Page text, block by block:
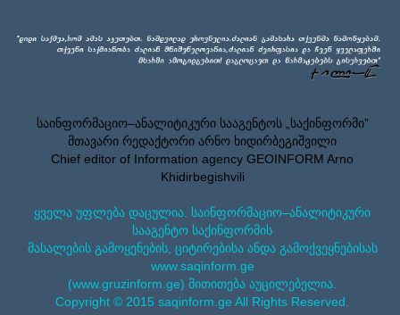
საინფორმაციო–ანალიტიკური სააგენტოს „საქინფორმი”
მთავარი რედაქტორი არნო ხიდირბეგიშვილი
Chief editor of Information agency GEOINFORM Arno
Khidirbegishvili
ყველა უფლება დაცულია. საინფორმაციო–ანალიტიკური
სააგენტო საქინფორმის
მასალების გამოყენების, ციტირებისა ანდა გამოქვეყნებისას
www.saqinform.ge
(www.gruzinform.ge) მითითება აუცილებელია.
Copyright © 2015 saqinform.ge All Rights Reserved.